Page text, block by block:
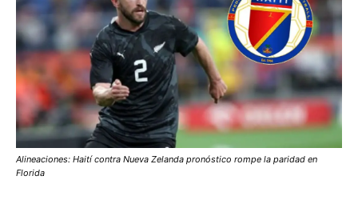
Alineaciones: Haití contra Nueva Zelanda pronóstico rompe la paridad en
Florida